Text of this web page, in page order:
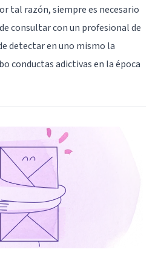
tal razón, siempre es necesario
consultar con un profesional de
detectar en uno mismo la
conductas adictivas en la época